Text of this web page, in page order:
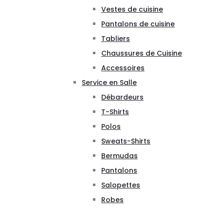
Vestes de cuisine
Pantalons de cuisine
Tabliers
Chaussures de Cuisine
Accessoires
Service en Salle
Débardeurs
T-Shirts
Polos
Sweats-Shirts
Bermudas
Pantalons
Salopettes
Robes